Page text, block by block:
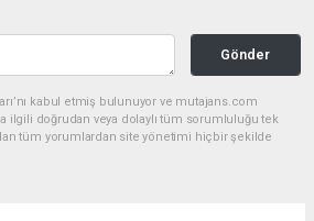
Gönder
kabul etmiş bulunuyor ve mutajans.com
ilgili doğrudan veya dolaylı tüm sorumluluğu tek
tüm yorumlardan site yönetimi hiçbir şekilde